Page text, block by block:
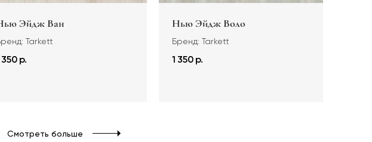
Эйдж Ван
Tarkett
350 р.
Нью Эйдж Воло
Бренд: Tarkett
1 350 р.
Смотреть больше